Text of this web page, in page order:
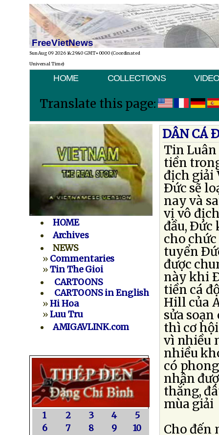
FreeVietNews
Sun Aug 09 2026 14:29:40 GMT+0000 (Coordinated
Universal Time)
HOME COLLECTIONS
Translate this page:
HOME
Archives
NEWS
» Commentaries
»Tin The Gioi
CARTOONS
CARTOONS in English
»Hi Hoa
»Luu Tru
AMIGAVLINK.com
1 2 3 4
5
6
7 8 9
10
DÂN CÁ
Tin
tiền
địch giải
Ðức sẽ
nay và
vị vô
đầu, Ðức
cho
tuyển
được
này khi
tiền cá
Hill của
sửa
thì cơ
vì nhiều
nhiều
có
nhận
thắng,
mùa giải
Cho đến